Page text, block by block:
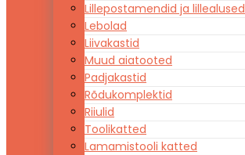
Lillepostamendid ja lillealused
Lebolad
Liivakastid
Muud aiatooted
Padjakastid
Rõdukomplektid
Riiulid
Toolikatted
Lamamistooli katted